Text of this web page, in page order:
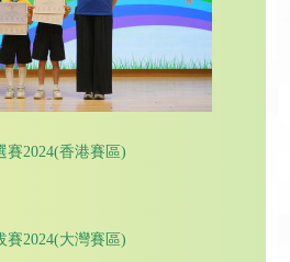
賽2024(香港賽區)
賽2024(大灣賽區)